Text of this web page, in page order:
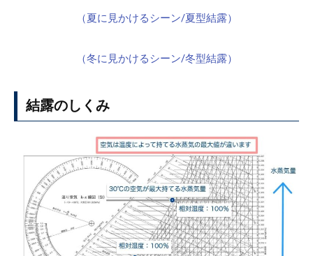
（夏に見かけるシーン/夏型結露）
（冬に見かけるシーン/冬型結露）
結露のしくみ